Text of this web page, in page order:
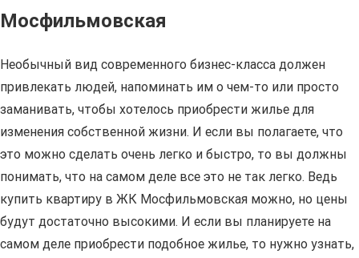
Мосфильмовская
Необычный вид современного бизнес-класса должен
привлекать людей, напоминать им о чем-то или просто
заманивать, чтобы хотелось приобрести жилье для
изменения собственной жизни. И если вы полагаете, что
это можно сделать очень легко и быстро, то вы должны
понимать, что на самом деле все это не так легко. Ведь
купить квартиру в ЖК Мосфильмовская можно, но цены
будут достаточно высокими. И если вы планируете на
самом деле приобрести подобное жилье, то нужно узнать,